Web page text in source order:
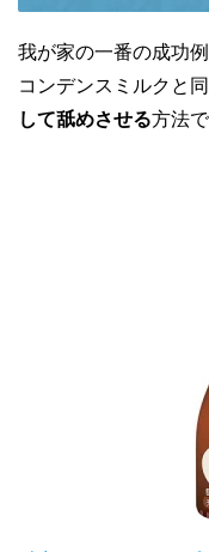
我が家の一番の成功
コンデンスミルクと
して舐めさせる方法で